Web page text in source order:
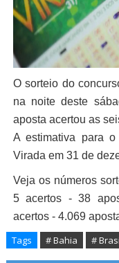
O sorteio do
na noite deste
aposta acertou as
A estimativa para
Virada em 31 de
Veja os números
5 acertos - 38
acertos - 4.069
Tags # Bahia #